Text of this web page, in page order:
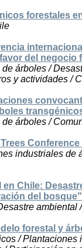
forestales
del negocio
árboles /
y actividades /
árboles /
industriales de
Chile:
del bosque"
ambiental
forestal y
/ Plantaciones